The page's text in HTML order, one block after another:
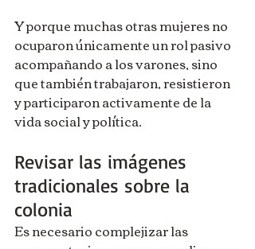
Y porque muchas otras mujeres no
ocuparon únicamente un rol pasivo
acompañando a los varones, sino
que también trabajaron, resistieron
y participaron activamente de la
vida social y política.
Revisar las imágenes
tradicionales sobre la
colonia
Es necesario complejizar las